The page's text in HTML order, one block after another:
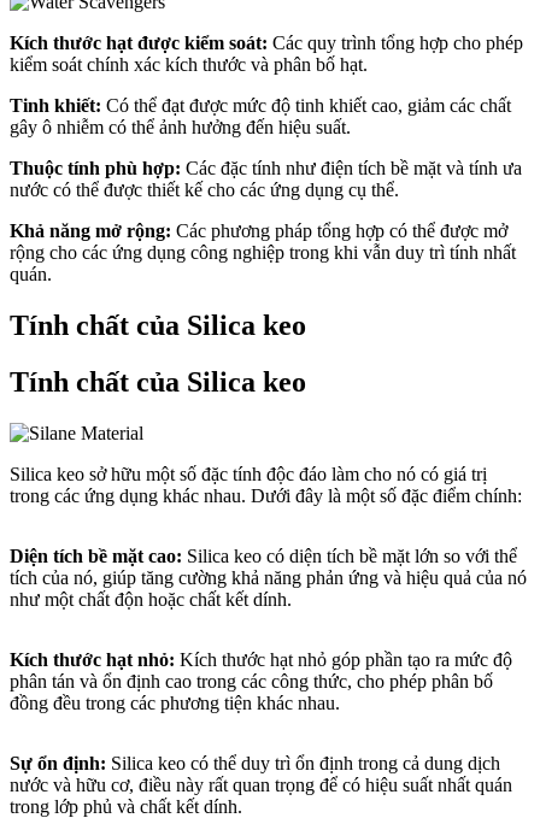
Kích thước hạt được kiểm soát: Các quy trình tổng hợp cho phép
kiểm soát chính xác kích thước và phân bố hạt.
Tinh khiết: Có thể đạt được mức độ tinh khiết cao, giảm các chất
gây ô nhiễm có thể ảnh hưởng đến hiệu suất.
Thuộc tính phù hợp: Các đặc tính như điện tích bề mặt và tính ưa
nước có thể được thiết kế cho các ứng dụng cụ thể.
Khả năng mở rộng: Các phương pháp tổng hợp có thể được mở
rộng cho các ứng dụng công nghiệp trong khi vẫn duy trì tính nhất
quán.
Tính chất của Silica keo
Tính chất của Silica keo
Silica keo sở hữu một số đặc tính độc đáo làm cho nó có giá trị
trong các ứng dụng khác nhau. Dưới đây là một số đặc điểm chính:
Diện tích bề mặt cao: Silica keo có diện tích bề mặt lớn so với thể
tích của nó, giúp tăng cường khả năng phản ứng và hiệu quả của nó
như một chất độn hoặc chất kết dính.
Kích thước hạt nhỏ: Kích thước hạt nhỏ góp phần tạo ra mức độ
phân tán và ổn định cao trong các công thức, cho phép phân bố
đồng đều trong các phương tiện khác nhau.
Sự ổn định: Silica keo có thể duy trì ổn định trong cả dung dịch
nước và hữu cơ, điều này rất quan trọng để có hiệu suất nhất quán
trong lớp phủ và chất kết dính.